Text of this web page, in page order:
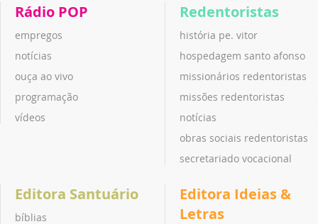
Rádio POP
empregos
notícias
ouça ao vivo
programação
vídeos
Redentoristas
história pe. vitor
hospedagem santo afonso
missionários redentoristas
missões redentoristas
notícias
obras sociais redentoristas
secretariado vocacional
Editora Santuário
bíblias
Editora Ideias &
Letras